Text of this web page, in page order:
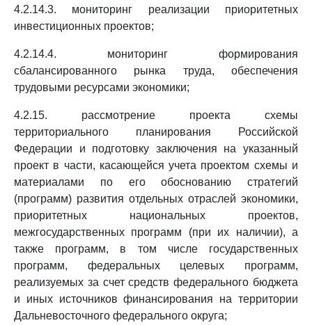
4.2.14.3. мониторинг реализации приоритетных
инвестиционных проектов;
4.2.14.4. мониторинг формирования
сбалансированного рынка труда, обеспечения
трудовыми ресурсами экономики;
4.2.15. рассмотрение проекта схемы
территориального планирования Российской
Федерации и подготовку заключения на указанный
проект в части, касающейся учета проектом схемы и
материалами по его обоснованию стратегий
(программ) развития отдельных отраслей экономики,
приоритетных национальных проектов,
межгосударственных программ (при их наличии), а
также программ, в том числе государственных
программ, федеральных целевых программ,
реализуемых за счет средств федерального бюджета
и иных источников финансирования на территории
Дальневосточного федерального округа;